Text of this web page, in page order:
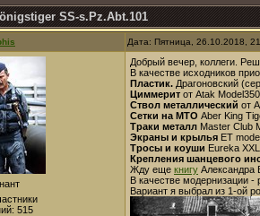
SS-s.Pz.Abt.101
Дата: Пятница, 26.10.2018,
515
Добрый вечер, коллеги.
В качестве исходников
Пластик. Драгоновский
Циммерит от Atak
Ствол металлический от
Сетки на МТО Aber King
Траки металл Master Club
Экраны и крылья ET
Тросы и коуши Eureka
Крепления шанцевого
Жду еще книгу Александра
В качестве модернизации -
Вариант я выбрал из 1-ой